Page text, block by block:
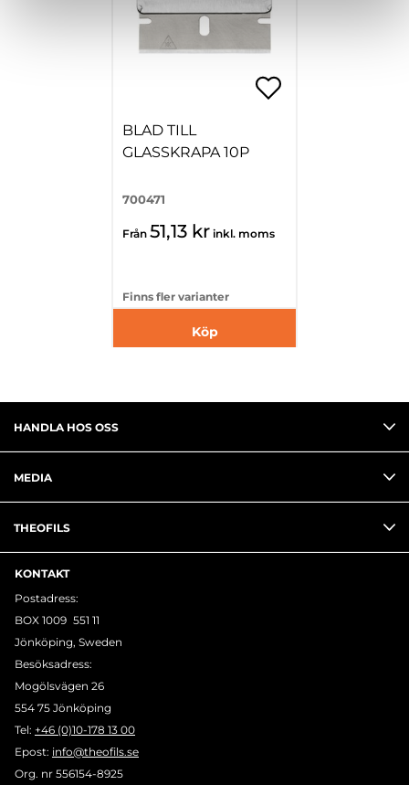
BLAD TILL
GLASSKRAPA 10P
700471
Från 51,13 kr inkl. moms
Finns fler varianter
Köp
HANDLA HOS OSS
MEDIA
THEOFILS
KONTAKT
Postadress:
BOX 1009 551 11
Jönköping, Sweden
Besöksadress:
Mogölsvägen 26
554 75 Jönköping
Tel: +46 (0)10-178 13 00
Epost: info@theofils.se
Org. nr 556154-8925